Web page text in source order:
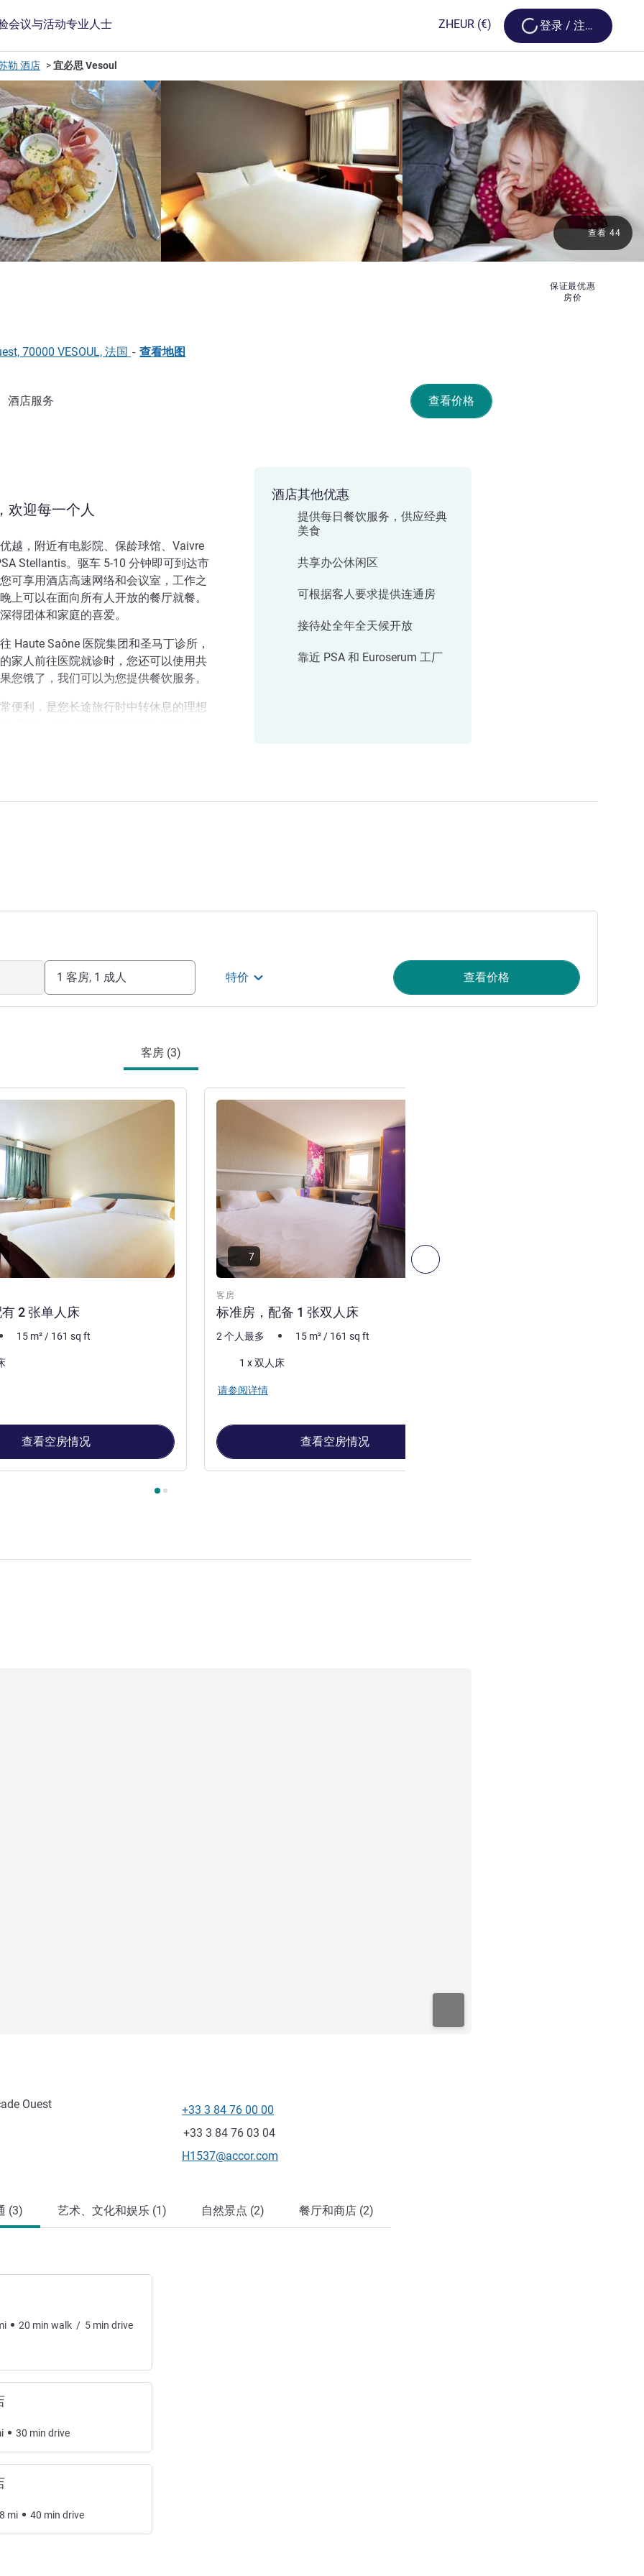
会议与活动专业人士 ZHEUR (€) Loading...
登录 / 注册
勒 酒店 宜必思 Vesoul
保证最优惠
房价
查看 44
70000 VESOUL, 法国 - 查看地图
查看价格
酒店服务
欢迎每一个人
越，附近有电影院、保龄球馆、Vaivre
Stellantis。驱车 5-10 分钟即可到达市
可享用酒店高速网络和会议室，工作之
上可以在面向所有人开放的餐厅就餐。
得团体和家庭的喜爱。
Haute Saône 医院集团和圣马丁诊所，
家人前往医院就诊时，您还可以使用共
您饿了，我们可以为您提供餐饮服务。
便利，是您长途旅行时中转休息的理想
酒店其他优惠
提供每日餐饮服务，供应经典
美食
共享办公休闲区
可根据客人要求提供连通房
接待处全年全天候开放
靠近 PSA 和 Euroserum 工厂
1 客房, 1 成人 特价 查看价格
客房 (3)
下一个 - 客房
2 张单人床
15 m² / 161 sq ft
查看空房情况
客房
标准房，配备 1 张双人床
请参阅详情
7
2 个人最多 15 m² / 161 sq ft
床上用品1 x 双人床
请参阅详情
查看空房情况
Ouest
电话
+33 3 84 76 00 00
传真
+33 3 84 76 03 04
联系电子邮件
H1537@accor.com
(3) 艺术、文化和娱乐 (1) 自然景点 (2) 餐厅和商店 (2)
20 min walk / 5 min drive
30 min drive
mi 40 min drive